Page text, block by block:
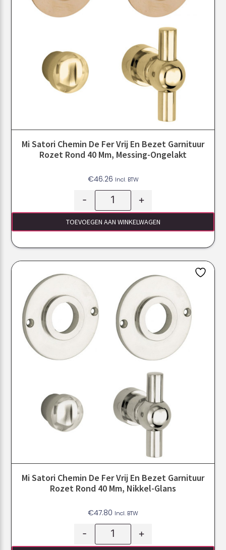
Mi Satori Chemin De Fer Vrij En Bezet Garnituur
Rozet Rond 40 Mm, Messing-Ongelakt
€46.26 Incl. BTW
- +
TOEVOEGEN AAN WINKELWAGEN
Mi Satori Chemin De Fer Vrij En Bezet Garnituur
Rozet Rond 40 Mm, Nikkel-Glans
€47.80 Incl. BTW
- +